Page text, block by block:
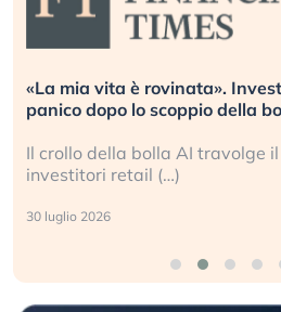
«La mia vita è rovinata».
panico dopo lo scoppio della
Il crollo della bolla AI travolge
investitori retail (…)
30 luglio 2026